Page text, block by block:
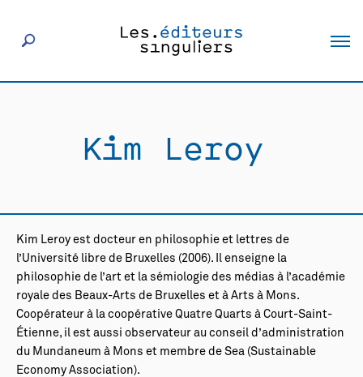
Actualités
Rencontres
Kim Leroy
Kim Leroy est docteur en philosophie et lettres de
l’Université libre de Bruxelles (2006). Il enseigne la
philosophie de l’art et la sémiologie des médias à l’académie
royale des Beaux-Arts de Bruxelles et à Arts à Mons.
Coopérateur à la coopérative Quatre Quarts à Court-Saint-
Étienne, il est aussi observateur au conseil d’administration
du Mundaneum à Mons et membre de Sea (Sustainable
Economy Association).